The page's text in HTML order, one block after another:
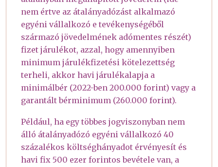
nem értve az átalányadózást alkalmazó
egyéni vállalkozó e tevékenységéből
származó jövedelmének adómentes részét)
fizet járulékot, azzal, hogy amennyiben
minimum járulékfizetési kötelezettség
terheli, akkor havi járulékalapja a
minimálbér (2022-ben 200.000 forint) vagy a
garantált bérminimum (260.000 forint).
Például, ha egy többes jogviszonyban nem
álló átalányadózó egyéni vállalkozó 40
százalékos költséghányadot érvényesít és
havi fix 500 ezer forintos bevétele van, a